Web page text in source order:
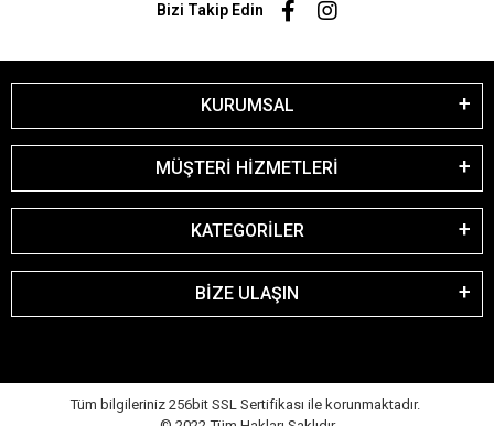
Bizi Takip Edin
KURUMSAL
MÜŞTERİ HİZMETLERİ
KATEGORİLER
BİZE ULAŞIN
Tüm bilgileriniz 256bit SSL Sertifikası ile korunmaktadır.